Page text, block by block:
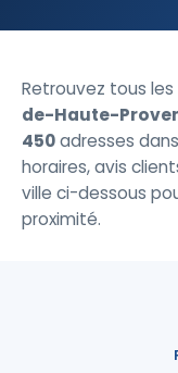
Retrouvez tous les
de-Haute-
450adresses
horaires, avis
ville ci-dessous
proximité.